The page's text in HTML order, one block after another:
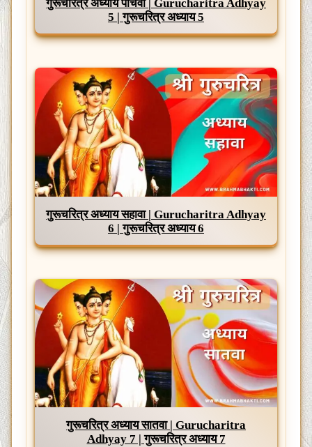
गुरूचरित्र अध्याय पाचवा | Gurucharitra Adhyay
5 | गुरूचरित्र अध्याय 5
गुरूचरित्र अध्याय सहावा | Gurucharitra Adhyay
6 | गुरूचरित्र अध्याय 6
गुरूचरित्र अध्याय सातवा | Gurucharitra
Adhyay 7 | गुरूचरित्र अध्याय 7